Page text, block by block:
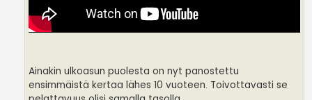
Ainakin ulkoasun puolesta on nyt panostettu
ensimmäistä kertaa lähes 10 vuoteen. Toivottavasti se